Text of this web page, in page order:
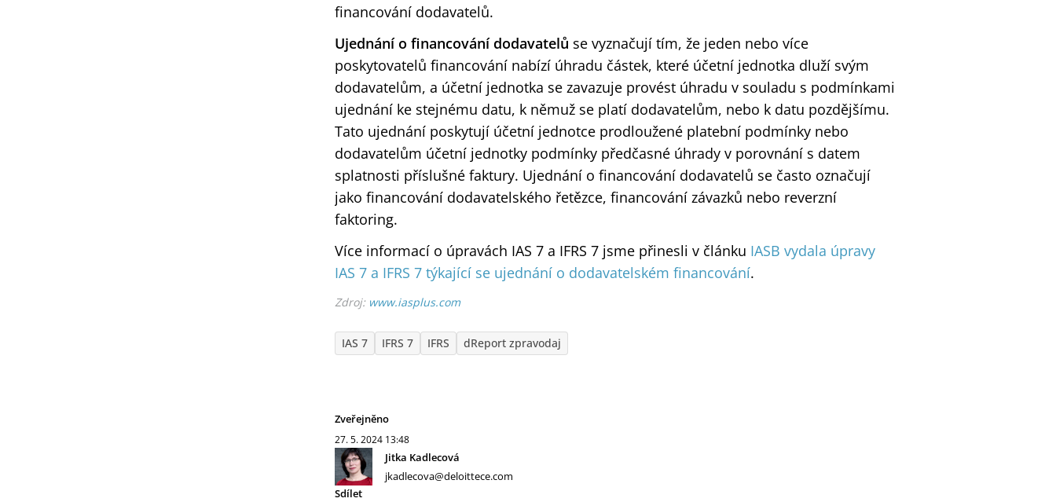
financování dodavatelů.
Ujednání o financování dodavatelů se vyznačují tím, že jeden nebo více
poskytovatelů financování nabízí úhradu částek, které účetní jednotka dluží svým
dodavatelům, a účetní jednotka se zavazuje provést úhradu v souladu s podmínkami
ujednání ke stejnému datu, k němuž se platí dodavatelům, nebo k datu pozdějšímu.
Tato ujednání poskytují účetní jednotce prodloužené platební podmínky nebo
dodavatelům účetní jednotky podmínky předčasné úhrady v porovnání s datem
splatnosti příslušné faktury. Ujednání o financování dodavatelů se často označují
jako financování dodavatelského řetězce, financování závazků nebo reverzní
faktoring.
Více informací o úpravách IAS 7 a IFRS 7 jsme přinesli v článku IASB vydala úpravy
IAS 7 a IFRS 7 týkající se ujednání o dodavatelském financování.
Zdroj: www.iasplus.com
IAS 7 IFRS 7 IFRS dReport zpravodaj
Zveřejněno
27. 5. 2024 13:48
Jitka Kadlecová
jkadlecova@deloittece.com
Sdílet